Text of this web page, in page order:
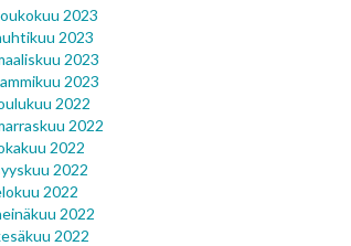
2023
2023
2023
2023
2022
2022
2022
2022
2022
2022
2022